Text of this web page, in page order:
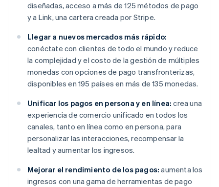
diseñadas, acceso a más de 125 métodos de pago
y a Link, una cartera creada por Stripe.
Llegar a nuevos mercados más rápido:
conéctate con clientes de todo el mundo y reduce
la complejidad y el costo de la gestión de múltiples
monedas con opciones de pago transfronterizas,
disponibles en 195 países en más de 135 monedas.
Unificar los pagos en persona y en línea: crea una
experiencia de comercio unificado en todos los
canales, tanto en línea como en persona, para
personalizar las interacciones, recompensar la
lealtad y aumentar los ingresos.
Mejorar el rendimiento de los pagos: aumenta los
ingresos con una gama de herramientas de pago